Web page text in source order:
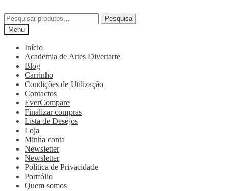
Pesquisa
Menu
Início
Academia de Artes Divertarte
Blog
Carrinho
Condições de Utilização
Contactos
EverCompare
Finalizar compras
Lista de Desejos
Loja
Minha conta
Newsletter
Newsletter
Política de Privacidade
Portfólio
Quem somos